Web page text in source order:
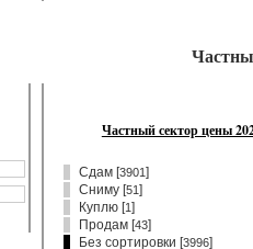
Частный сектор цены
Сдам[3901]
Сниму[51]
Куплю[1]
Продам[43]
Без сортировки [3996]